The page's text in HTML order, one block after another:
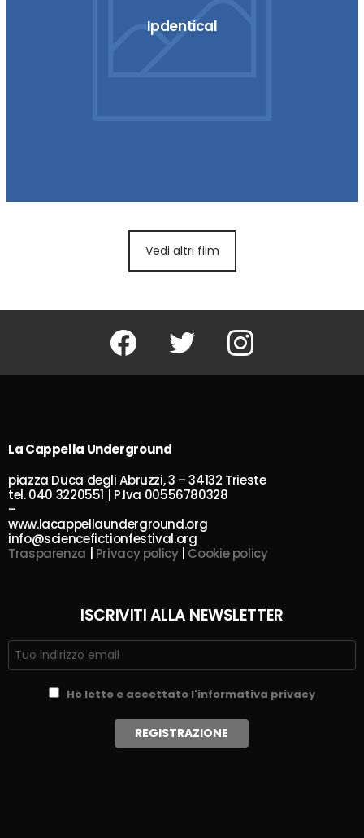
Ipdentical
Vedi altri film
Facebook Twitter Instagram
La Cappella Underground
piazza Duca degli Abruzzi, 3 – 34132 Trieste
tel. 040 3220551 | P.Iva 00556780328
–
www.lacappellaunderground.org
info@sciencefictionfestival.org
Trasparenza | Privacy policy| Cookie policy
ISCRIVITI ALLA NEWSLETTER
Ho letto e accettato l'informativa privacy